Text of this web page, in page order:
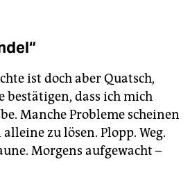
ist doch aber Quatsch,
bestätigen, dass ich mich
Manche Probleme scheinen
zu lösen. Plopp. Weg.
Morgens aufgewacht –